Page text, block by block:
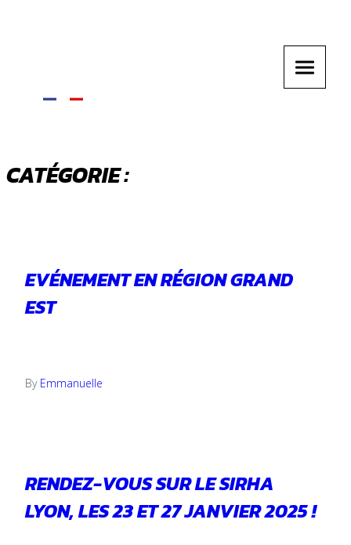
CATÉGORIE :
EVÉNEMENT EN RÉGION GRAND
EST
By Emmanuelle
RENDEZ-VOUS SUR LE SIRHA
LYON, LES 23 ET 27 JANVIER 2025 !